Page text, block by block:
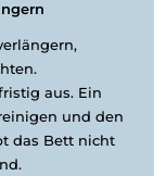
aus. Ein
und den
das Bett nicht